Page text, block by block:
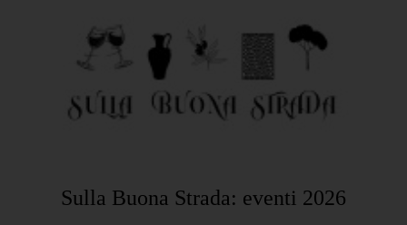
Sulla Buona Strada: eventi 2026